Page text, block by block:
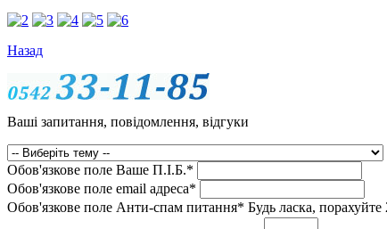
Назад
Ваші запитання, повідомлення, відгуки
Обов'язкове поле Ваше П.I.Б.*
Обов'язкове поле email адреса*
Обов'язкове поле Анти-спам питання* Будь ласка, порахуйте